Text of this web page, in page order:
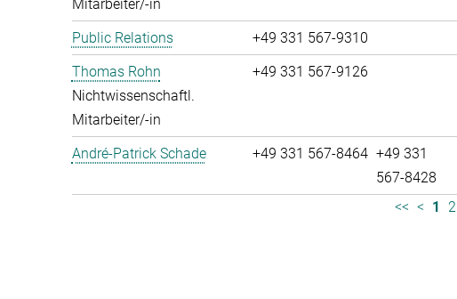
Mitarbeiter/-in
Public Relations +49 331 567-9310
Thomas Rohn
Nichtwissenschaftl.
Mitarbeiter/-in
+49 331 567-9126
André-Patrick Schade +49 331 567-8464 +49 331
567-8428
<< < 1 2